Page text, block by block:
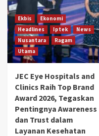
Ekbis
Ekonomi
Headlines
Iptek
News
Nusantara
Ragam
Utama
JEC Eye Hospitals and
Clinics Raih Top Brand
Award 2026, Tegaskan
Pentingnya Awareness
dan Trust dalam
Layanan Kesehatan